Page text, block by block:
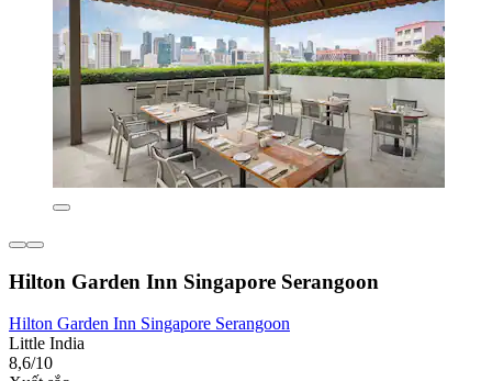
Hilton Garden Inn Singapore Serangoon
Hilton Garden Inn Singapore Serangoon
Little India
8,6/10